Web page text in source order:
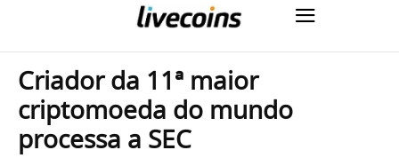
Criador da 11ª maior
criptomoeda do mundo
processa a SEC